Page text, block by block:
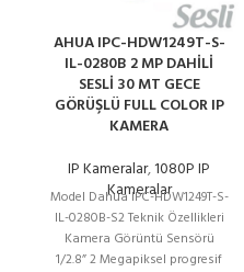
AHUA IPC-HDW1249T-S-
IL-0280B 2 MP DAHİLİ
SESLİ 30 MT GECE
GÖRÜŞLÜ FULL COLOR IP
KAMERA
IP Kameralar,1080P IP
Kameralar
Model Dahua IPC-HDW1249T-S-
IL-0280B-S2 Teknik Özellikleri
Kamera Görüntü Sensörü
1/2.8” 2 Megapiksel progresif